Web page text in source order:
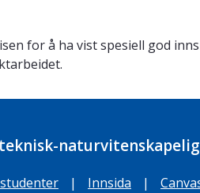
for å ha vist spesiell god
teknisk-
| Innsida |